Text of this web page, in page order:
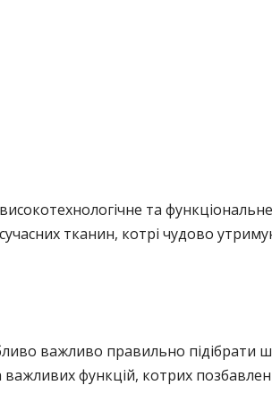
та
тканин, котрі чудово
важливо правильно підібрати
функцій, котрих